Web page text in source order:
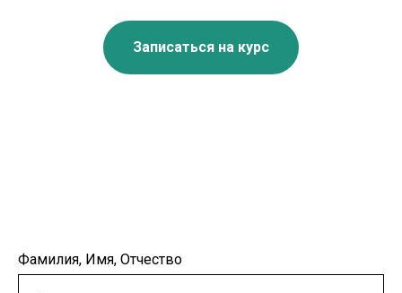
Записаться на курс
Фамилия, Имя, Отчество